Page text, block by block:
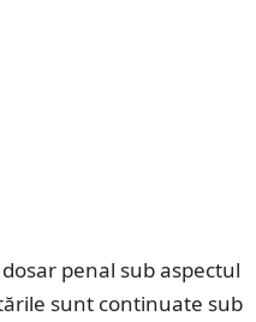
penal sub aspectul
sunt continuate sub